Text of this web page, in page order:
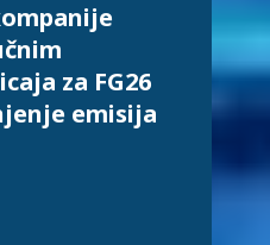
za FG26
emisija